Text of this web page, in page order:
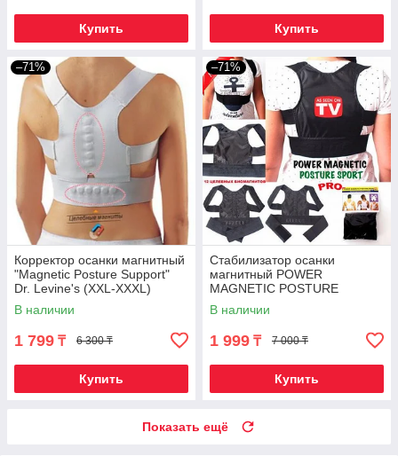
Купить Купить
–71%
Корректор осанки магнитный
"Magnetic Posture Support"
Dr. Levine's (XXL-XXXL)
В наличии
1 799 ₸ 6 300 ₸
Купить
–71%
Стабилизатор осанки
магнитный POWER
MAGNETIC POSTURE
SPORT PRO (L / Черный)
В наличии
1 999 ₸ 7 000 ₸
Купить
Показать ещё